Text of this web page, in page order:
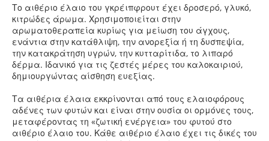
Το αιθέριο έλαιο του γκρέιπφρουτ έχει δροσερό, γλυκό,
κιτρώδες άρωμα. Χρησιμοποιείται στην
αρωματοθεραπεία κυρίως για μείωση του άγχους,
ενάντια στην κατάθλιψη, την ανορεξία ή τη δυσπεψία,
την κατακράτηση υγρών, την κυτταρίτιδα, το λιπαρό
δέρμα. Ιδανικό για τις ζεστές μέρες του καλοκαιριού,
δημιουργώντας αίσθηση ευεξίας.
Τα αιθέρια έλαια εκκρίνονται από τους ελαιοφόρους
αδένες των φυτών και είναι στην ουσία οι ορμόνες τους,
μεταφέροντας τη «ζωτική ενέργεια» του φυτού στο
αιθέριο έλαιο του. Κάθε αιθέριο έλαιο έχει τις δικές του